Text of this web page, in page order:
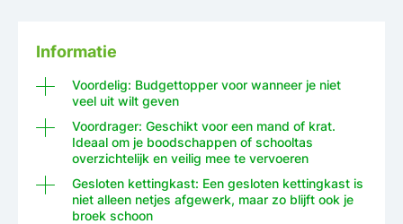
Informatie
Voordelig: Budgettopper voor wanneer je niet
veel uit wilt geven
Voordrager: Geschikt voor een mand of krat.
Ideaal om je boodschappen of schooltas
overzichtelijk en veilig mee te vervoeren
Gesloten kettingkast: Een gesloten kettingkast is
niet alleen netjes afgewerk, maar zo blijft ook je
broek schoon